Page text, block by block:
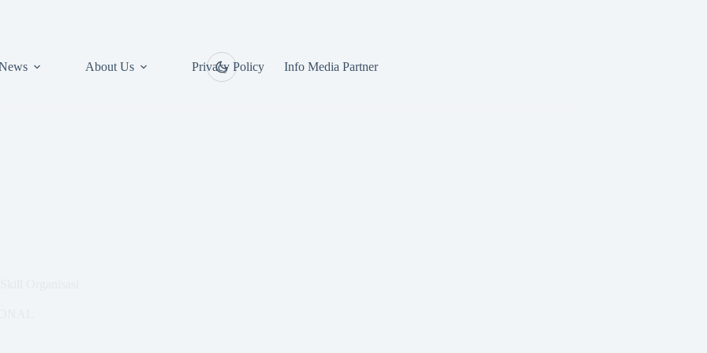
About Us Privacy Policy Info Media Partner